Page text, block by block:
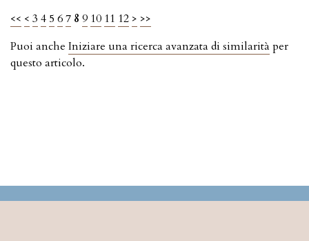
<< < 3 4 5 67 8 9 10 11 12 > >>
Puoi anche Iniziare una ricerca avanzata di similarità per
questo articolo.